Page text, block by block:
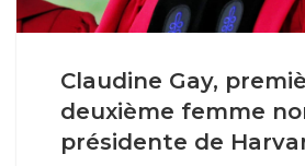
Claudine Gay,
deuxième femme
présidente de